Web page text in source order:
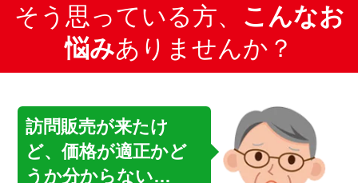
そう思っている方、 こんなお
悩みありませんか？
訪問販売が来たけ
ど、価格が適正かど
うか分からない…